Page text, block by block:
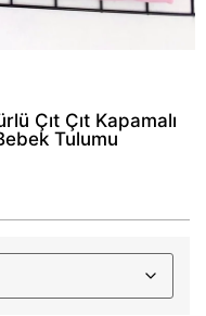
Çıt Çıt Kapamalı
Tulumu